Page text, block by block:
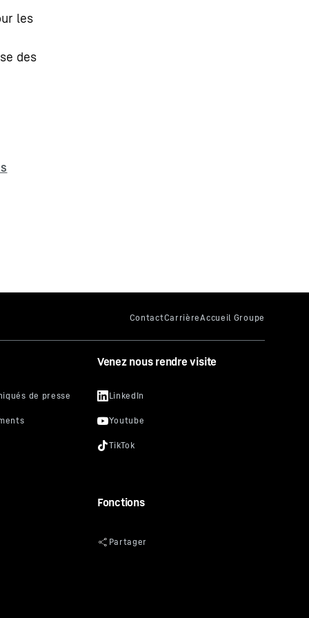
les
des
Venez nous rendre visite
Fonctions